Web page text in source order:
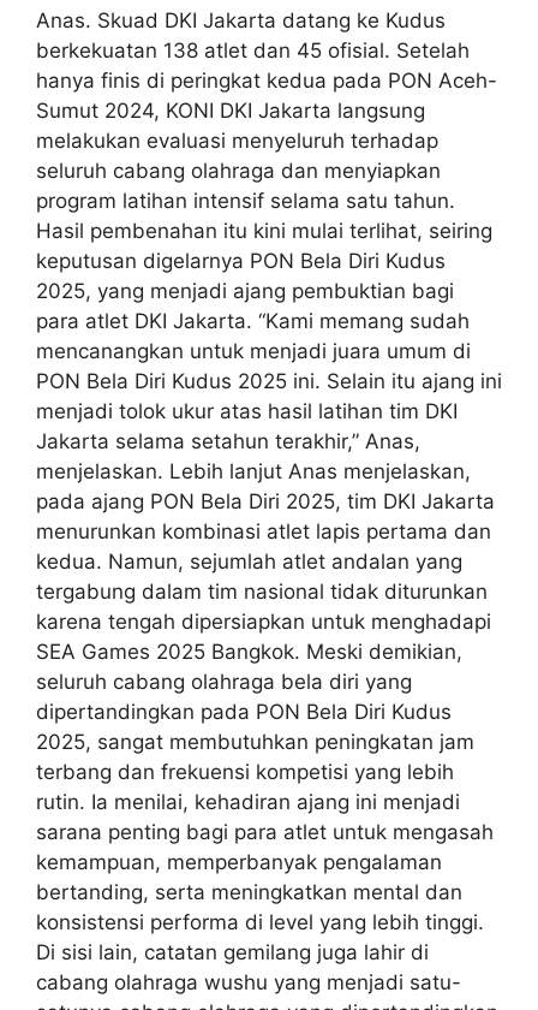
Anas. Skuad DKI Jakarta datang ke Kudus
berkekuatan 138 atlet dan 45 ofisial. Setelah
hanya finis di peringkat kedua pada PON Aceh-
Sumut 2024, KONI DKI Jakarta langsung
melakukan evaluasi menyeluruh terhadap
seluruh cabang olahraga dan menyiapkan
program latihan intensif selama satu tahun.
Hasil pembenahan itu kini mulai terlihat, seiring
keputusan digelarnya PON Bela Diri Kudus
2025, yang menjadi ajang pembuktian bagi
para atlet DKI Jakarta. “Kami memang sudah
mencanangkan untuk menjadi juara umum di
PON Bela Diri Kudus 2025 ini. Selain itu ajang ini
menjadi tolok ukur atas hasil latihan tim DKI
Jakarta selama setahun terakhir,” Anas,
menjelaskan. Lebih lanjut Anas menjelaskan,
pada ajang PON Bela Diri 2025, tim DKI Jakarta
menurunkan kombinasi atlet lapis pertama dan
kedua. Namun, sejumlah atlet andalan yang
tergabung dalam tim nasional tidak diturunkan
karena tengah dipersiapkan untuk menghadapi
SEA Games 2025 Bangkok. Meski demikian,
seluruh cabang olahraga bela diri yang
dipertandingkan pada PON Bela Diri Kudus
2025, sangat membutuhkan peningkatan jam
terbang dan frekuensi kompetisi yang lebih
rutin. Ia menilai, kehadiran ajang ini menjadi
sarana penting bagi para atlet untuk mengasah
kemampuan, memperbanyak pengalaman
bertanding, serta meningkatkan mental dan
konsistensi performa di level yang lebih tinggi.
Di sisi lain, catatan gemilang juga lahir di
cabang olahraga wushu yang menjadi satu-